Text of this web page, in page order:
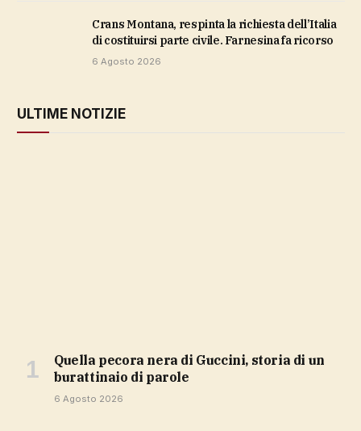
Crans Montana, respinta la richiesta dell’Italia
di costituirsi parte civile. Farnesina fa ricorso
6 Agosto 2026
ULTIME NOTIZIE
Quella pecora nera di Guccini, storia di un
burattinaio di parole
6 Agosto 2026